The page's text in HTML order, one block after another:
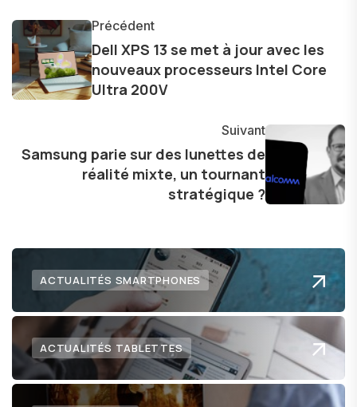
informations précises et pertinentes pour aider
les consommateurs à comprendre et à naviguer
dans le paysage technologique en constante
évolution.
Précédent
Dell XPS 13 se met à jour avec les
nouveaux processeurs Intel Core
Ultra 200V
Suivant
Samsung parie sur des lunettes de
réalité mixte, un tournant
stratégique ?
ACTUALITÉS SMARTPHONES
ACTUALITÉS TABLETTES